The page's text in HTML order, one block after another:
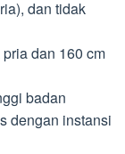
dan tidak
dan 160 cm
badan
dengan instansi